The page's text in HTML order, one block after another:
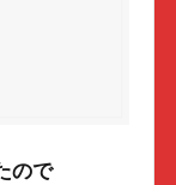
ので